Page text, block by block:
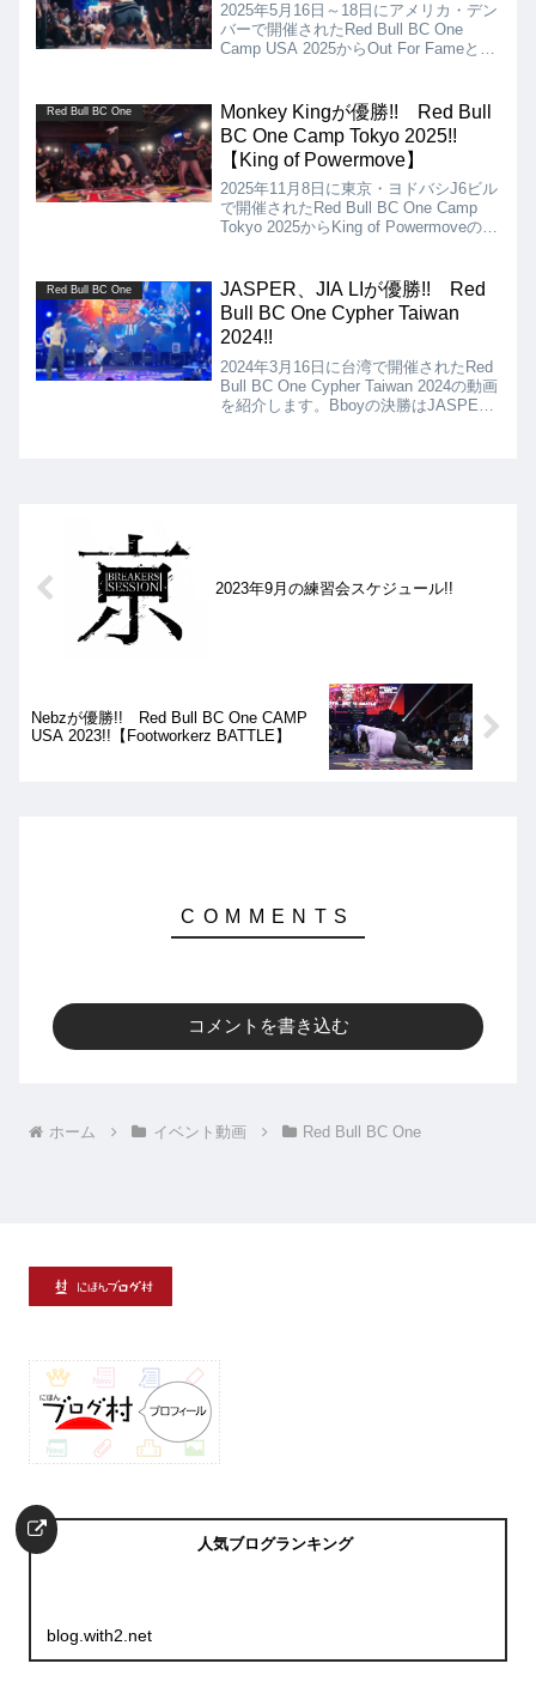
2025年5月16日～18日にアメリカ・デン
バーで開催されたRed Bull BC One
Camp USA 2025からOut For Fameとい
たが、結果はRadの優勝となりました!!
Red Bull BC One
Monkey Kingが優勝!! Red Bull
BC One Camp Tokyo 2025!!
【King of Powermove】
2025年11月8日に東京・ヨドバシJ6ビル
で開催されたRed Bull BC One Camp
Tokyo 2025からKing of Powermoveの動
による対決の結果、優勝はMonkey king
となりました!!
Red Bull BC One
JASPER、JIA LIが優勝!! Red
Bull BC One Cypher Taiwan
2024!!
2024年3月16日に台湾で開催されたRed
Bull BC One Cypher Taiwan 2024の動画
を紹介します。Bboyの決勝はJASPER
2023年9月の練習会スケジュール!!
Nebzが優勝!! Red Bull BC One CAMP
USA 2023!!【Footworkerz BATTLE】
コメントを書き込む
ホーム イベント動画 Red Bull BC One
人気ブログランキング
blog.with2.net